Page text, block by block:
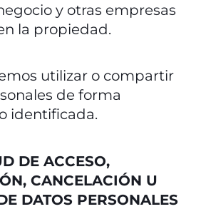
y otras empresas
la propiedad.
utilizar o compartir
de forma
identificada.
DE ACCESO,
CANCELACIÓN U
DATOS PERSONALES